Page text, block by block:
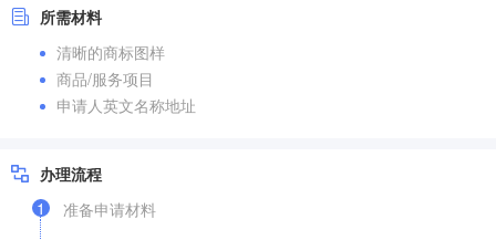
所需材料
清晰的商标图样
商品/服务项目
申请人英文名称地址
办理流程
1
准备申请材料